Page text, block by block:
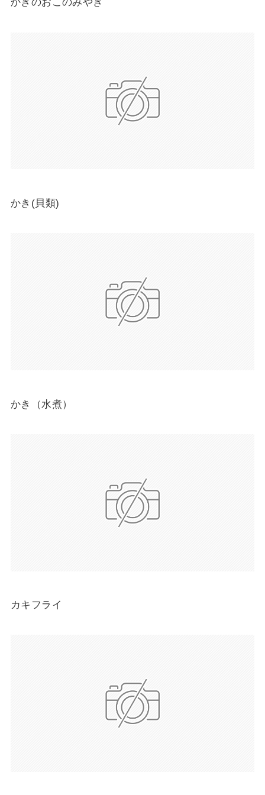
かきのおこのみやき
かき(貝類)
かき（水煮）
カキフライ